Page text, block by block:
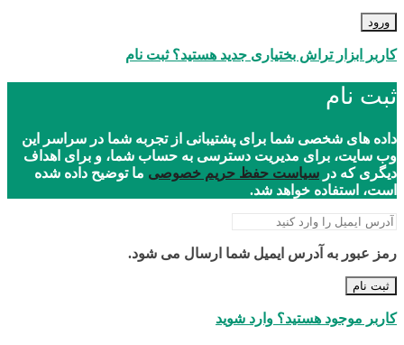
ورود
کاربر ابزار تراش بختیاری جدید هستید؟ ثبت نام
ثبت نام
داده های شخصی شما برای پشتیبانی از تجربه شما در سراسر این
وب سایت، برای مدیریت دسترسی به حساب شما، و برای اهداف
دیگری که در سیاست حفظ حریم خصوصی ما توضیح داده شده
است، استفاده خواهد شد.
رمز عبور به آدرس ایمیل شما ارسال می شود.
ثبت نام
کاربر موجود هستید؟ وارد شوید